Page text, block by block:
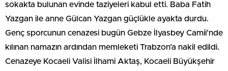
sokakta bulunan evinde taziyeleri kabul etti. Baba Fatih
Yazgan ile anne Gülcan Yazgan güçlükle ayakta durdu.
Genç sporcunun cenazesi bugün Gebze İlyasbey Camii’nde
kılınan namazın ardından memleketi Trabzon’a nakil edildi.
Cenazeye Kocaeli Valisi İlhami Aktaş, Kocaeli Büyükşehir